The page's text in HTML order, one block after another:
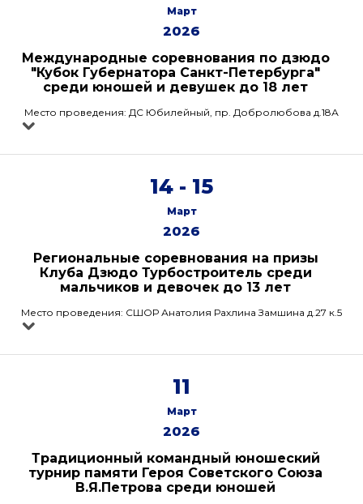
Март
2026
Международные соревнования по дзюдо
"Кубок Губернатора Санкт-Петербурга"
среди юношей и девушек до 18 лет
Место проведения: ДС Юбилейный, пр. Добролюбова д.18А
14 - 15
Март
2026
Региональные соревнования на призы
Клуба Дзюдо Турбостроитель среди
мальчиков и девочек до 13 лет
Место проведения: СШОР Анатолия Рахлина Замшина д.27 к.5
11
Март
2026
Традиционный командный юношеский
турнир памяти Героя Советского Союза
В.Я.Петрова среди юношей